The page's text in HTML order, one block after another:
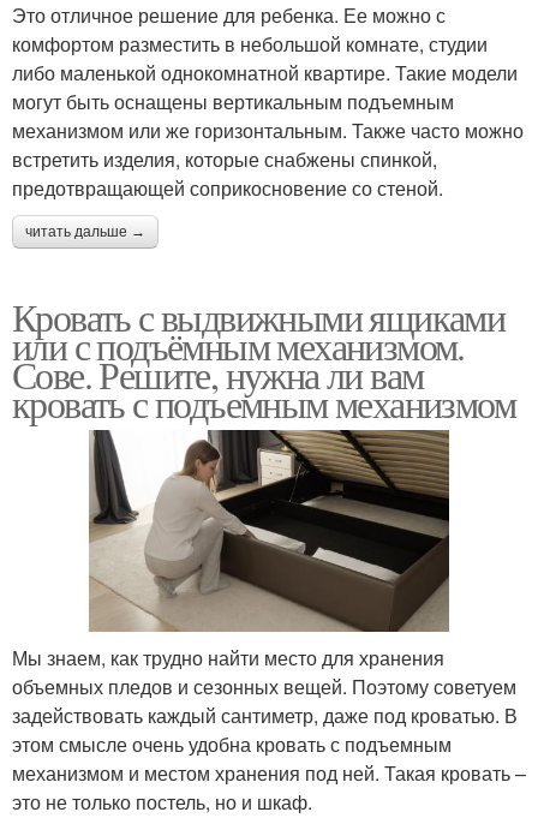
Это отличное решение для ребенка. Ее можно с
комфортом разместить в небольшой комнате, студии
либо маленькой однокомнатной квартире. Такие модели
могут быть оснащены вертикальным подъемным
механизмом или же горизонтальным. Также часто можно
встретить изделия, которые снабжены спинкой,
предотвращающей соприкосновение со стеной.
читать дальше →
Кровать с выдвижными ящиками
или с подъёмным механизмом.
Сове. Решите, нужна ли вам
кровать с подъемным механизмом
Мы знаем, как трудно найти место для хранения
объемных пледов и сезонных вещей. Поэтому советуем
задействовать каждый сантиметр, даже под кроватью. В
этом смысле очень удобна кровать с подъемным
механизмом и местом хранения под ней. Такая кровать –
это не только постель, но и шкаф.